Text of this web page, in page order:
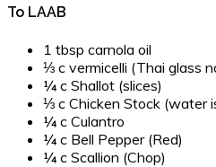
To LAAB
1 tbsp carnola oil
⅓ c vermicelli (Thai glass
¼ c Shallot (slices)
⅓ c Chicken Stock (water
¼ c Culantro
¼ c Bell Pepper (Red)
¼ c Scallion (Chop)